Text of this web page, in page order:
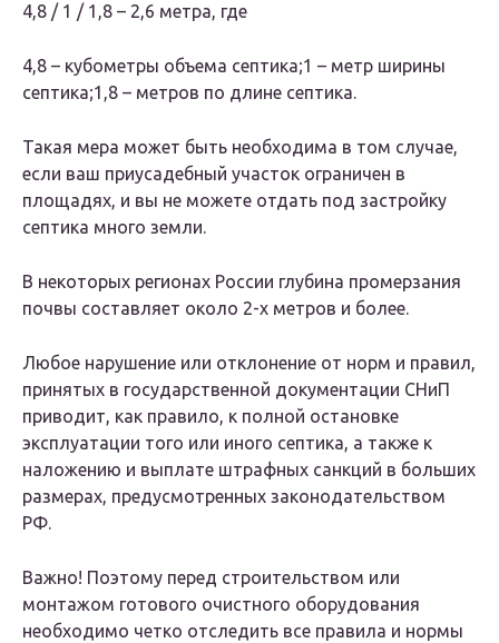
4,8 / 1 / 1,8 – 2,6 метра, где
4,8 – кубометры объема септика;1 – метр ширины
септика;1,8 – метров по длине септика.
Такая мера может быть необходима в том случае,
если ваш приусадебный участок ограничен в
площадях, и вы не можете отдать под застройку
септика много земли.
В некоторых регионах России глубина промерзания
почвы составляет около 2-х метров и более.
Любое нарушение или отклонение от норм и правил,
принятых в государственной документации СНиП
приводит, как правило, к полной остановке
эксплуатации того или иного септика, а также к
наложению и выплате штрафных санкций в больших
размерах, предусмотренных законодательством
РФ.
Важно! Поэтому перед строительством или
монтажом готового очистного оборудования
необходимо четко отследить все правила и нормы